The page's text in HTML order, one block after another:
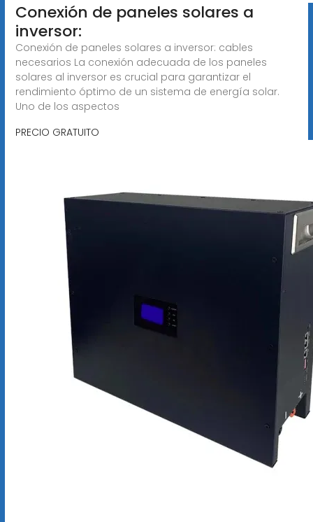
Conexión de paneles solares a
inversor:
Conexión de paneles solares a inversor: cables
necesarios La conexión adecuada de los paneles
solares al inversor es crucial para garantizar el
rendimiento óptimo de un sistema de energía solar.
Uno de los aspectos
PRECIO GRATUITO